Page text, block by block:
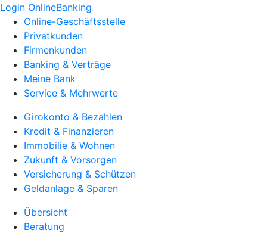
Login OnlineBanking
Online-Geschäftsstelle
Privatkunden
Firmenkunden
Banking & Verträge
Meine Bank
Service & Mehrwerte
Girokonto & Bezahlen
Kredit & Finanzieren
Immobilie & Wohnen
Zukunft & Vorsorgen
Versicherung & Schützen
Geldanlage & Sparen
Übersicht
Beratung